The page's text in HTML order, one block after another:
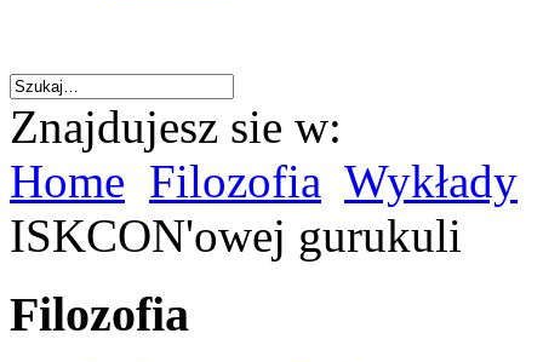
Znajdujesz sie w:
Home Filozofia Wykłady
ISKCON'owej gurukuli
Filozofia